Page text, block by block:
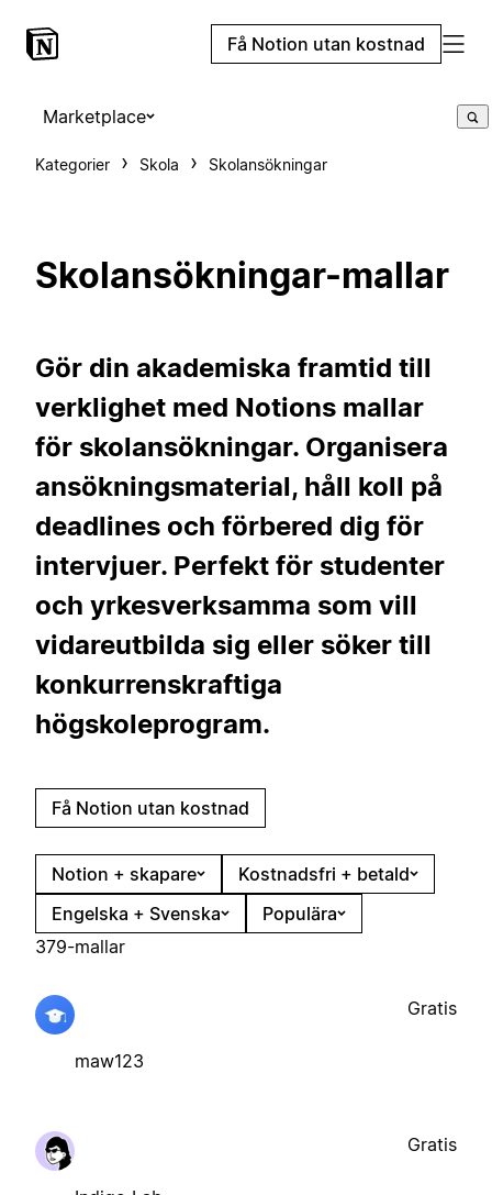
Få Notion utan kostnad
Marketplace
Kategorier Skola Skolansökningar
Skolansökningar-mallar
Gör din akademiska framtid till
verklighet med Notions mallar
för skolansökningar. Organisera
ansökningsmaterial, håll koll på
deadlines och förbered dig för
intervjuer. Perfekt för studenter
och yrkesverksamma som vill
vidareutbilda sig eller söker till
konkurrenskraftiga
högskoleprogram.
Få Notion utan kostnad
Notion + skapare
Kostnadsfri + betald
Engelska + Svenska
Populära
379-mallar
maw123
Gratis
Gratis